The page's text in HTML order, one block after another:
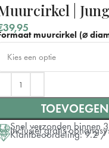
|
39,95
muurcirkel (⌀
Kies een optie
⌀ 40 cm
Snel verzonden binnen
Inclusief gratis
Klantbeoordeling: 9.2